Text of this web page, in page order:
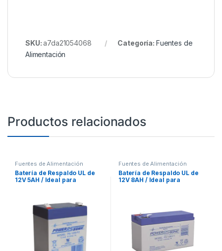
SKU:a7da21054068 Categoría: Fuentes de
Alimentación
Productos relacionados
Fuentes de Alimentación
Batería de Respaldo UL de
12V 5AH / Ideal para
Videovigilancia /
Terminales Tipo F2
Fuentes de Alimentación
Batería de Respaldo UL de
12V 8AH / Ideal para
Terminales Tipo F1